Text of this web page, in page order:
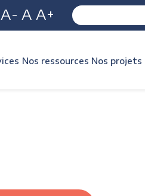
A- A A+
Nos ressources Nos projets